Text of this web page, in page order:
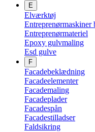
E
Elværktøj
Entreprenørmaskiner
Entreprenørmateriel
Epoxy gulvmaling
Esd gulve
F
Facadebeklædning
Facadeelementer
Facademaling
Facadeplader
Facadespån
Facadestilladser
Faldsikring